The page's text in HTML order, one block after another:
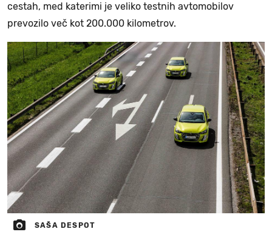
cestah, med katerimi je veliko testnih avtomobilov
prevozilo več kot 200.000 kilometrov.
SAŠA DESPOT